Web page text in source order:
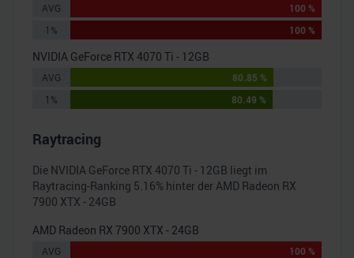
AVG
100 %
1%
100 %
NVIDIA GeForce RTX 4070 Ti - 12GB
AVG
80.85 %
1%
80.49 %
Raytracing
Die NVIDIA GeForce RTX 4070 Ti - 12GB liegt im
Raytracing-Ranking 5.16% hinter derAMD Radeon RX
7900 XTX - 24GB
AMD Radeon RX 7900 XTX - 24GB
AVG
100 %